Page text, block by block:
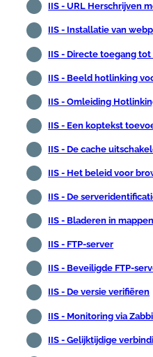
IIS - URL Herschrijven
IIS - Installatie van
IIS - Directe toegang
IIS - Beeld hotlinking
IIS - Omleiding
IIS - Een koptekst
IIS - De cache
IIS - Het beleid voor
IIS - De
IIS - Bladeren in
IIS - FTP-server
IIS - Beveiligde FTP-
IIS - De versie verifiëren
IIS - Monitoring via
IIS - Gelijktijdige